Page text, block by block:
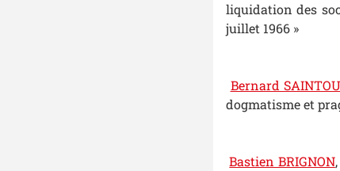
liquidation des
juillet 1966 »
Bernard
dogmatisme et
Bastien BRIGNON